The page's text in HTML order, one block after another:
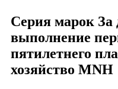
Серия марок За
выполнение
пятилетнего
хозяйство MNH